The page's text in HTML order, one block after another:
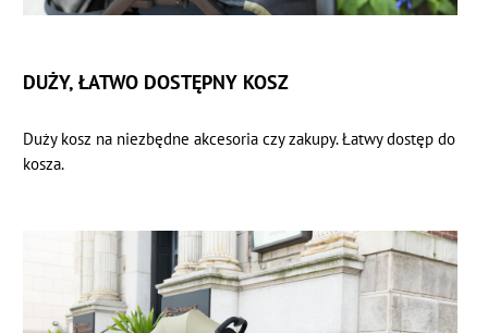
DUŻY, ŁATWO DOSTĘPNY KOSZ
Duży kosz na niezbędne akcesoria czy zakupy. Łatwy dostęp do
kosza.